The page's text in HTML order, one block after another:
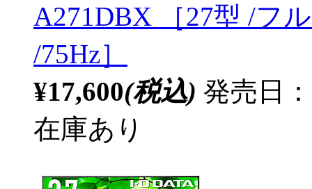
A271DBX ［27型 /フ
/75Hz］
¥17,600(税込) 発売日
在庫あり